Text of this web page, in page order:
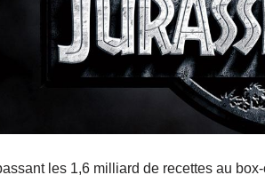
les 1,6 milliard de recettes au